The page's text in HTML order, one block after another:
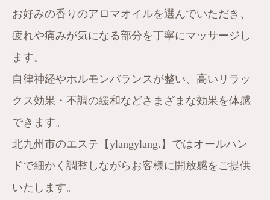
お好みの香りのアロマオイルを選んでいただき、
疲れや痛みが気になる部分を丁寧にマッサージし
ます。
自律神経やホルモンバランスが整い、高いリラッ
クス効果・不調の緩和などさまざまな効果を体感
できます。
北九州市のエステ【ylangylang.】ではオールハン
ドで細かく調整しながらお客様に開放感をご提供
いたします。